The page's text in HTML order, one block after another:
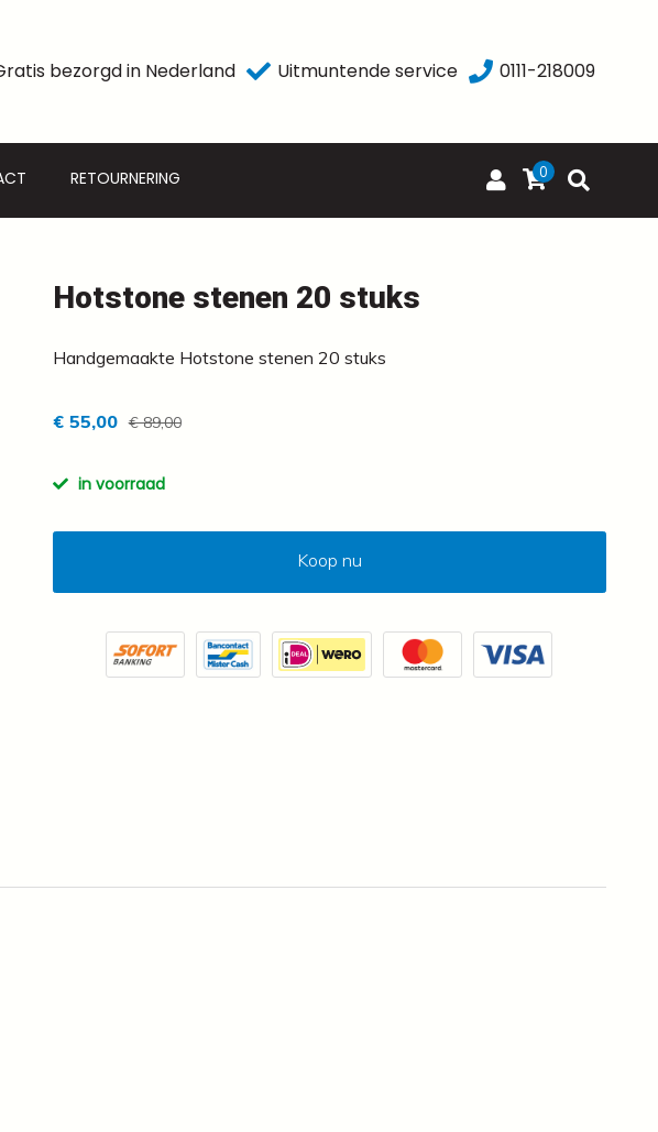
bezorgd in Nederland Uitmuntende service 0111-218009
RETOURNERING 0
Hotstone stenen 20 stuks
Handgemaakte Hotstone stenen 20 stuks
€ 55,00 € 89,00
in voorraad
Koop nu